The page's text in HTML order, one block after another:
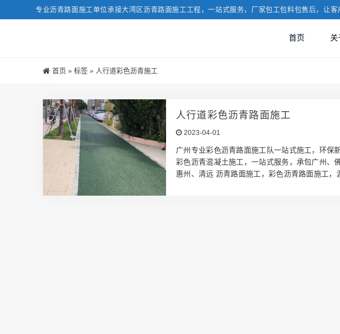
专业沥青路面施工单位承接大湾区沥青路面施工工程，一站式服务，厂家包工包料包售后，让客
首页 关
首页 » 标签 » 人行道彩色沥青施工
人行道彩色沥青路面施工
2023-04-01
广州专业彩色沥青路面施工队一站式施工，环保
彩色沥青混凝土施工，一站式服务，承包广州、
惠州、清远 沥青路面施工，彩色沥青路面施工，